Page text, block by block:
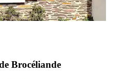
Brocéliande